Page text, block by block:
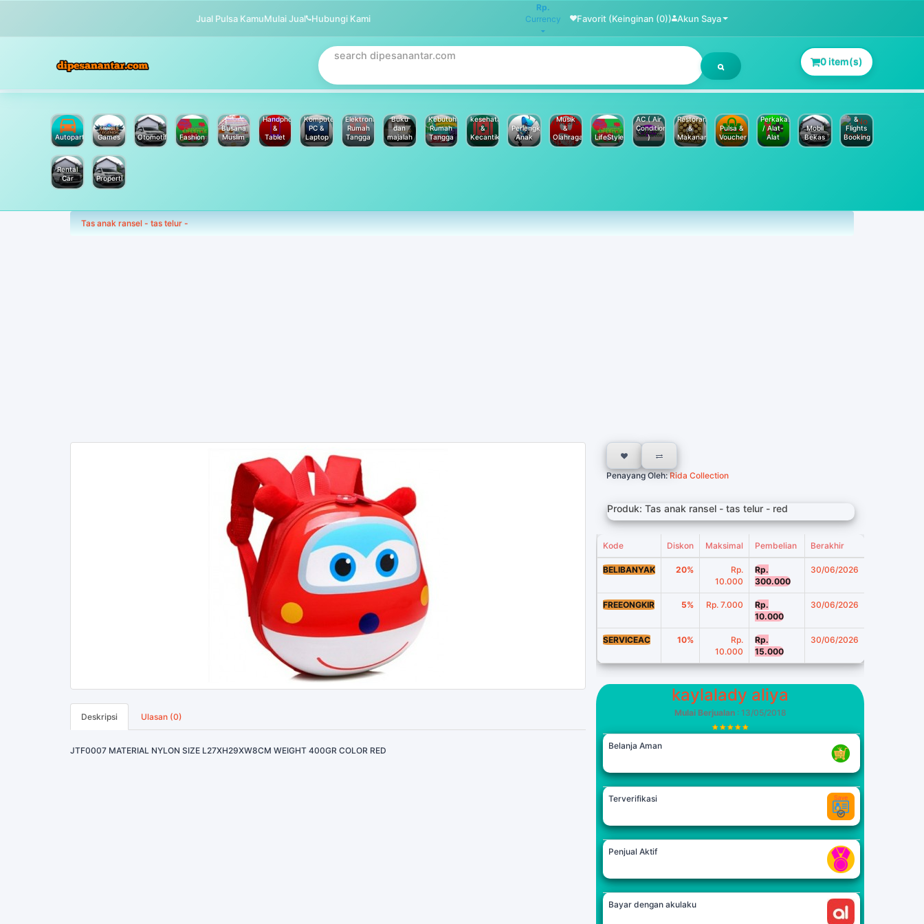
Jual Pulsa KamuMulai Jual Hubungi Kami
Rp.
Currency
Favorit (Keinginan (0)) Akun Saya
0 item(s)
Autoparts Games Otomotif Fashion
Busana
Muslim
Handphone
&
Tablet
Komputer
PC &
Laptop
Elektronik
Rumah
Tangga
Buku
dan
majalah
Kebutuhan
Rumah
Tangga
kesehatan
&
Kecantikan
Perlengkapan
Anak
Musik
&
Olahraga
LifeStyle
AC ( Air
Conditioner
)
Restoran
&
Makanan
Pulsa &
Voucher
Perkakas
/ Alat-
Alat
Mobil
Bekas
&
Flights
Booking
Rental
Car
Properti
Tas anak ransel - tas telur -
Deskripsi Ulasan (0)
JTF0007 MATERIAL NYLON SIZE L27XH29XW8CM WEIGHT 400GR COLOR RED
Penayang Oleh:Rida Collection
Produk: Tas anak ransel - tas telur - red
Kode Diskon Maksimal Pembelian Berakhir
BELIBANYAK 20%
Rp.
10.000
Rp.
300.000
30/06/2026
FREEONGKIR 5% Rp. 7.000
Rp.
10.000
30/06/2026
SERVICEAC 10%
Rp.
10.000
Rp.
15.000
30/06/2026
kaylalady aliya
Mulai Berjualan: 13/05/2018
Belanja Aman
Terverifikasi
Penjual Aktif
Bayar dengan akulaku